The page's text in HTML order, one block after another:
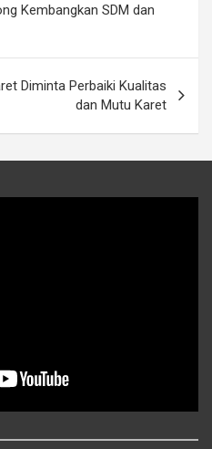
Kembangkan SDM dan
Diminta Perbaiki Kualitas
dan Mutu Karet